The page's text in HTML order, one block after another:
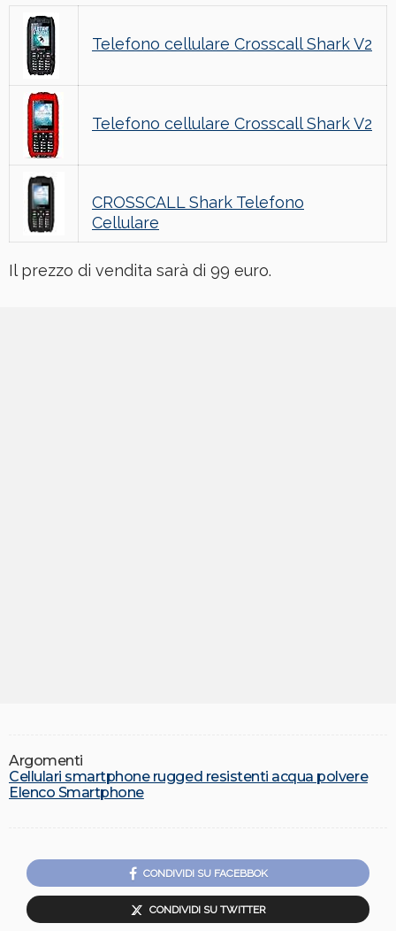
Telefono cellulare Crosscall Shark V2
Telefono cellulare Crosscall Shark V2
CROSSCALL Shark Telefono
Cellulare
Il prezzo di vendita sarà di 99 euro.
Argomenti
Cellulari smartphone rugged resistenti acqua polvere
Elenco Smartphone
CONDIVIDI SU FACEBBOK
CONDIVIDI SU TWITTER